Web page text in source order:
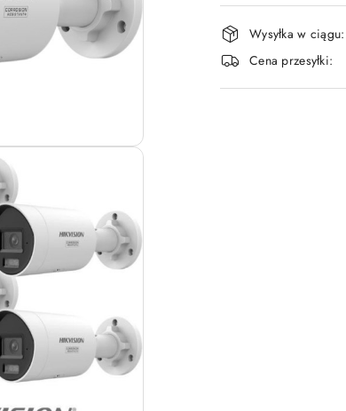
Dostępność
i
dostawa
Wysyłka w ciągu:
Cena przesyłki: